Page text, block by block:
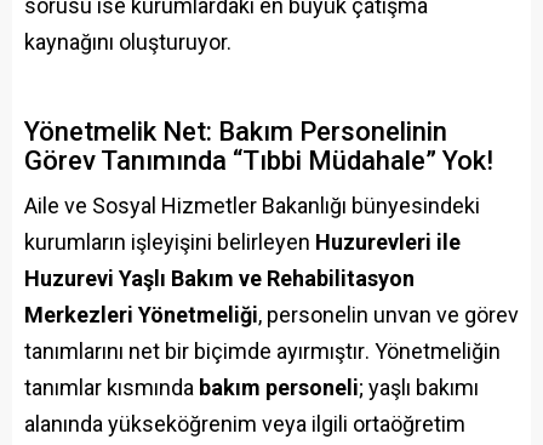
sorusu ise kurumlardaki en büyük çatışma
kaynağını oluşturuyor.
Yönetmelik Net: Bakım Personelinin
Görev Tanımında “Tıbbi Müdahale” Yok!
Aile ve Sosyal Hizmetler Bakanlığı bünyesindeki
kurumların işleyişini belirleyen Huzurevleri ile
Huzurevi Yaşlı Bakım ve Rehabilitasyon
Merkezleri Yönetmeliği, personelin unvan ve görev
tanımlarını net bir biçimde ayırmıştır. Yönetmeliğin
tanımlar kısmında bakım personeli; yaşlı bakımı
alanında yükseköğrenim veya ilgili ortaöğretim